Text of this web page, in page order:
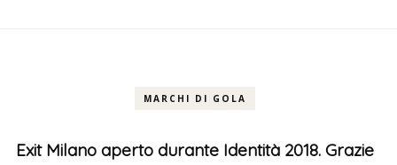
MARCHI DI GOLA
Exit Milano aperto durante Identità 2018. Grazie